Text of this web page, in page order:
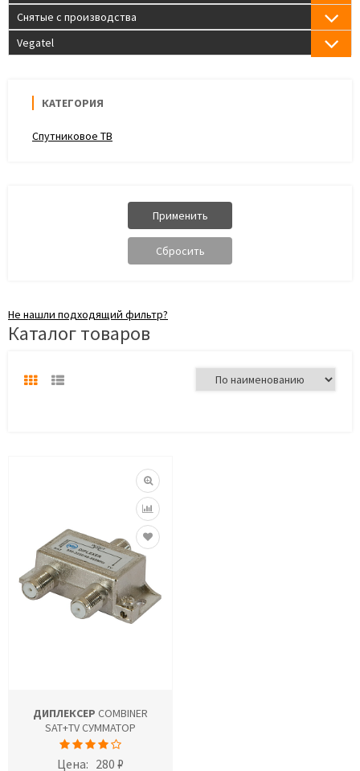
Снятые с производства
Vegatel
КАТЕГОРИЯ
Спутниковое ТВ
Не нашли подходящий фильтр?
Каталог товаров
ДИПЛЕКСЕР COMBINER
SAT+TV СУММАТОР
Цена: 280 ₽